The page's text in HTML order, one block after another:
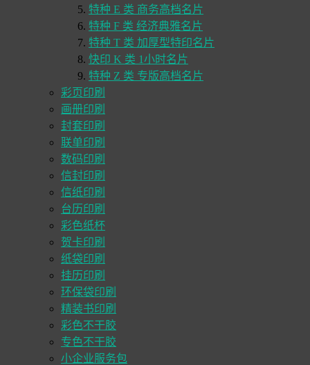
特种 E 类 商务高档名片
特种 F 类 经济典雅名片
特种 T 类 加厚型特印名片
快印 K 类 1小时名片
特种 Z 类 专版高档名片
彩页印刷
画册印刷
封套印刷
联单印刷
数码印刷
信封印刷
信纸印刷
台历印刷
彩色纸杯
贺卡印刷
纸袋印刷
挂历印刷
环保袋印刷
精装书印刷
彩色不干胶
专色不干胶
小企业服务包